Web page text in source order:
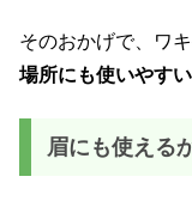
そのおかげで、ワ
場所にも使いやすい
眉にも使える